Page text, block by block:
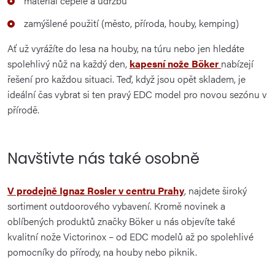
zamýšlené použití (město, příroda, houby, kemping)
Ať už vyrážíte do lesa na houby, na túru nebo jen hledáte
spolehlivý nůž na každý den, kapesní nože Böker nabízejí
řešení pro každou situaci. Teď, když jsou opět skladem, je
ideální čas vybrat si ten pravý EDC model pro novou sezónu v
přírodě.
Navštivte nás také osobně
V prodejně Ignaz Rosler v centru Prahy, najdete široký
sortiment outdoorového vybavení. Kromě novinek a
oblíbených produktů značky Böker u nás objevíte také
kvalitní nožeVictorinox – od EDC modelů až po spolehlivé
pomocníky do přírody, na houby nebo piknik.